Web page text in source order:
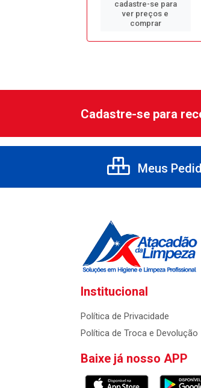
cadastre-se para
ver preços e
comprar
Cadastre-se para
Meus
Institucional
Política de Privacidade
Política de Troca e Devolução
Baixe já nosso APP